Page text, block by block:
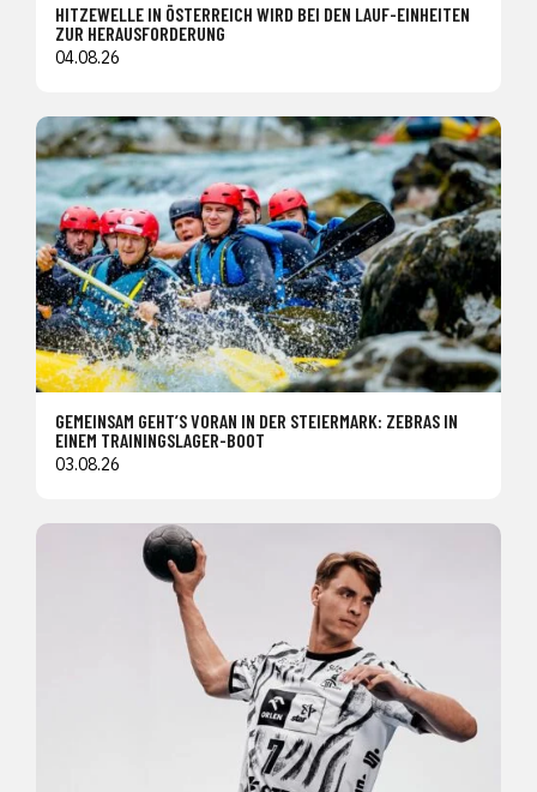
HITZEWELLE IN ÖSTERREICH WIRD BEI DEN LAUF-EINHEITEN
ZUR HERAUSFORDERUNG
04.08.26
GEMEINSAM GEHT’S VORAN IN DER STEIERMARK: ZEBRAS IN
EINEM TRAININGSLAGER-BOOT
03.08.26